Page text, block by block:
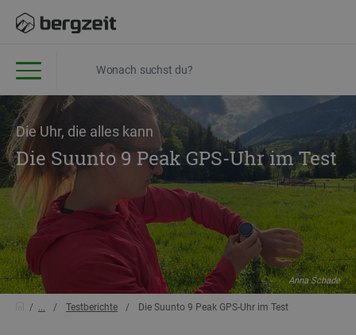
Die Uhr, die alles kann
Die Suunto 9 Peak GPS-Uhr im Test
Anna Schade
... Testberichte Die Suunto 9 Peak GPS-Uhr im Test